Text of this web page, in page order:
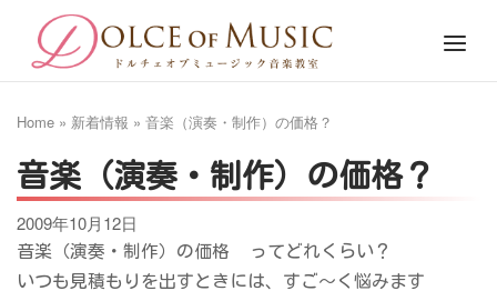
content
Home
Menu
Home » 新着情報 » 音楽（演奏・制作）の価格？
音楽（演奏・制作）の価格？
2009年10月12日
音楽（演奏・制作）の価格
ってどれくらい？
いつも見積もりを出すときには、すご～く悩みます